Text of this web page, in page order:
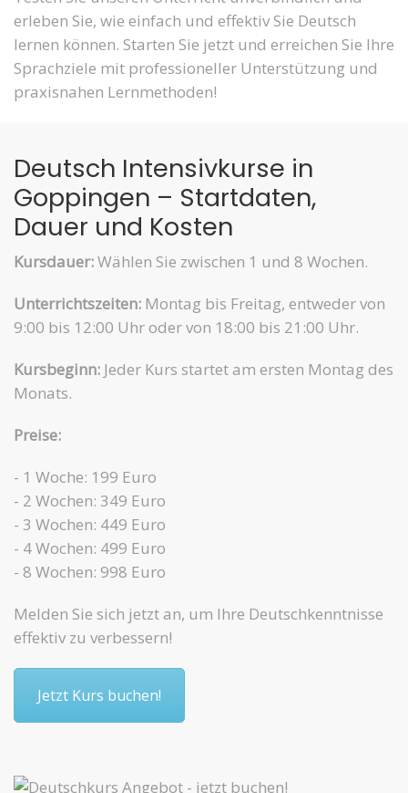
erleben Sie, wie einfach und effektiv Sie Deutsch
lernen können. Starten Sie jetzt und erreichen Sie Ihre
Sprachziele mit professioneller Unterstützung und
praxisnahen Lernmethoden!
Deutsch Intensivkurse in
Goppingen – Startdaten,
Dauer und Kosten
Kursdauer:Wählen Sie zwischen 1 und 8 Wochen.
Unterrichtszeiten: Montag bis Freitag, entweder von
9:00 bis 12:00 Uhr oder von 18:00 bis 21:00 Uhr.
Kursbeginn: Jeder Kurs startet am ersten Montag des
Monats.
Preise:
- 1 Woche: 199 Euro
- 2 Wochen: 349 Euro
- 3 Wochen: 449 Euro
- 4 Wochen: 499 Euro
- 8 Wochen: 998 Euro
Melden Sie sich jetzt an, um Ihre Deutschkenntnisse
effektiv zu verbessern!
Jetzt Kurs buchen!